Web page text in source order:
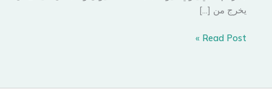
يخرج من […]
قطط
Read Post »